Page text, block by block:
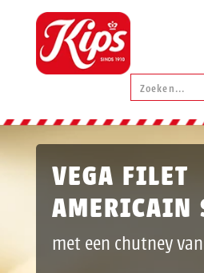
VEGA FILET
AMERICAIN
met een chutney